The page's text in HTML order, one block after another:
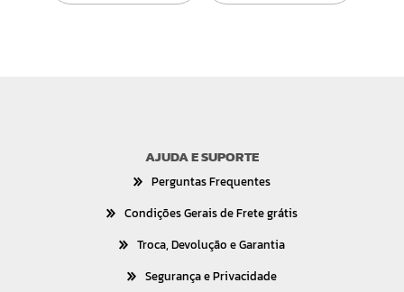
AJUDA E SUPORTE
Perguntas Frequentes
Condições Gerais de Frete grátis
Troca, Devolução e Garantia
Segurança e Privacidade